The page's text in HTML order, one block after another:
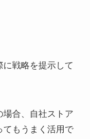
戦略を提示して
合、自社ストア
てもうまく活用で